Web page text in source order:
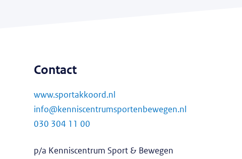
Contact
www.sportakkoord.nl
info@kenniscentrumsportenbewegen.nl
030 304 11 00
p/a Kenniscentrum Sport & Bewegen